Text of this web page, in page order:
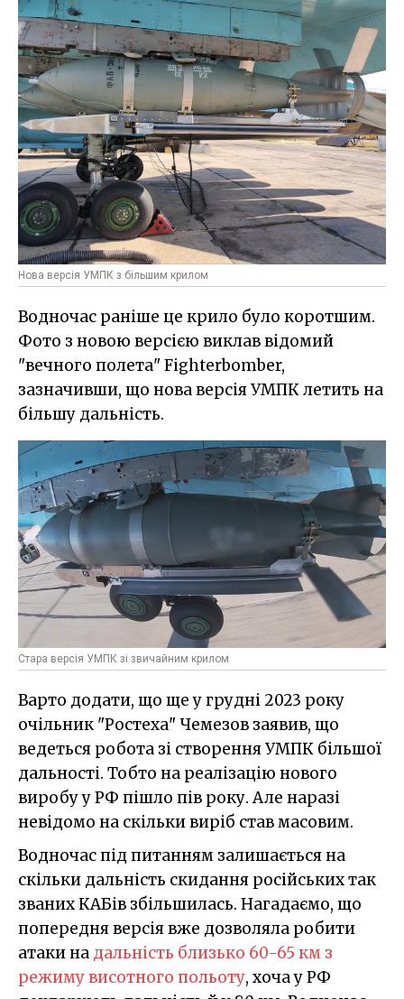
Нова версія УМПК з більшим крилом
Водночас раніше це крило було коротшим.
Фото з новою версією виклав відомий
"вечного полета" Fighterbomber,
зазначивши, що нова версія УМПК летить на
більшу дальність.
Стара версія УМПК зі звичайним крилом
Варто додати, що ще у грудні 2023 року
очільник "Ростеха" Чемезов заявив, що
ведеться робота зі створення УМПК більшої
дальності. Тобто на реалізацію нового
виробу у РФ пішло пів року. Але наразі
невідомо на скільки виріб став масовим.
Водночас під питанням залишається на
скільки дальність скидання російських так
званих КАБів збільшилась. Нагадаємо, що
попередня версія вже дозволяла робити
атаки на дальність близько 60-65 км з
режиму висотного польоту, хоча у РФ